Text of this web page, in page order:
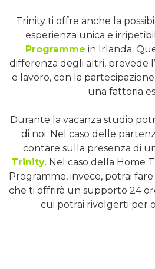
Trinity ti offre anche la
esperienza unica e
Programme in Irlanda.
differenza degli altri, prevede
e lavoro, con la
una fattoria
Durante la vacanza studio
di noi. Nel caso delle
contare sulla presenza di
Trinity. Nel caso della Home
Programme, invece, potrai
che ti offrirà un supporto 24
cui potrai rivolgerti per